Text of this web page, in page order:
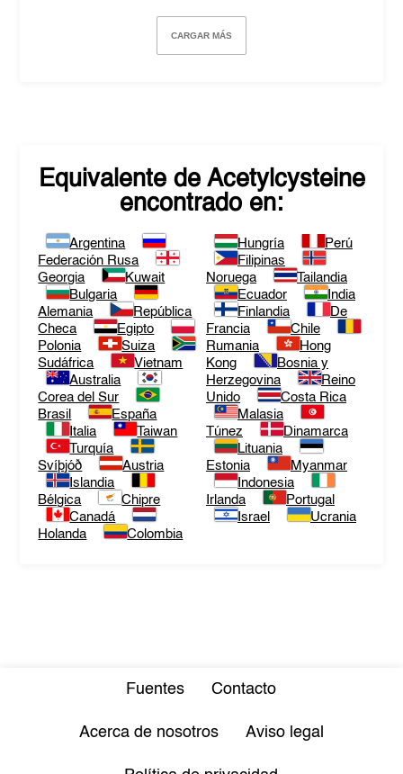
CARGAR MÁS
Equivalente de Acetylcysteine
encontrado en:
Argentina
Federación Rusa
Georgia
Kuwait
Bulgaria
Alemania
República
Checa
Egipto
Polonia
Suiza
Sudáfrica
Vietnam
Australia
Corea del Sur
Brasil
España
Italia
Taiwan
Turquía
Svíþjóð
Austria
Islandia
Bélgica
Chipre
Canadá
Holanda
Colombia
Hungría
Perú
Filipinas
Noruega
Tailandia
Ecuador
India
Finlandia
De
Francia
Chile
Rumania
Hong
Kong
Bosnia y
Herzegovina
Reino
Unido
Costa Rica
Malasia
Túnez
Dinamarca
Lituania
Estonia
Myanmar
Indonesia
Irlanda
Portugal
Israel
Ucrania
Fuentes Contacto
Acerca de nosotros Aviso legal